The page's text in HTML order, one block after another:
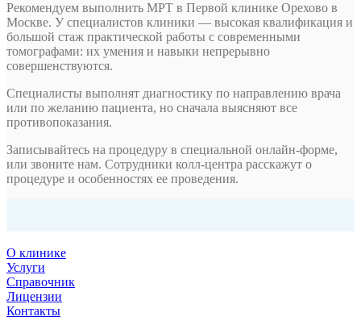
Рекомендуем выполнить МРТ в Первой клинике Орехово в
Москве. У специалистов клиники — высокая квалификация и
большой стаж практической работы с современными
томографами: их умения и навыки непрерывно
совершенствуются.
Специалисты выполнят диагностику по направлению врача
или по желанию пациента, но сначала выясняют все
противопоказания.
Записывайтесь на процедуру в специальной онлайн-форме,
или звоните нам. Сотрудники колл-центра расскажут о
процедуре и особенностях ее проведения.
О клинике
Услуги
Справочник
Лицензии
Контакты